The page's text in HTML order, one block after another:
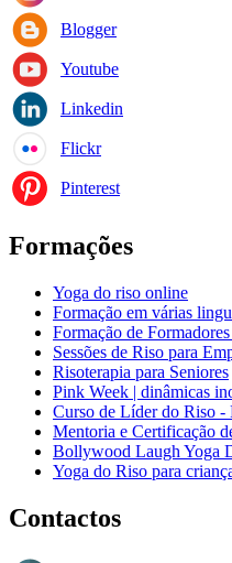
Blogger
Youtube
Linkedin
Flickr
Pinterest
Formações
Yoga do riso online
Formação em várias
Formação de
Sessões de Riso para
Risoterapia para Seniores
Pink Week | dinâmicas
Curso de Líder do Riso -
Mentoria e Certificação
Bollywood Laugh Yoga
Yoga do Riso para
Contactos